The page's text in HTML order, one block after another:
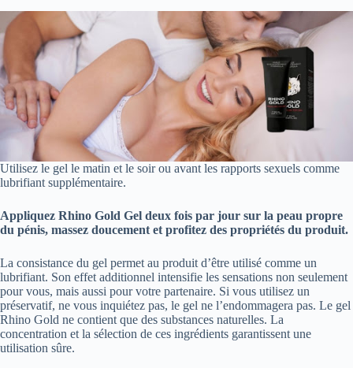
Utilisez le gel le matin et le soir ou avant les rapports sexuels comme
lubrifiant supplémentaire.
Appliquez Rhino Gold Gel deux fois par jour sur la peau propre
du pénis, massez doucement et profitez des propriétés du produit.
La consistance du gel permet au produit d’être utilisé comme un
lubrifiant. Son effet additionnel intensifie les sensations non seulement
pour vous, mais aussi pour votre partenaire. Si vous utilisez un
préservatif, ne vous inquiétez pas, le gel ne l’endommagera pas. Le gel
Rhino Gold ne contient que des substances naturelles. La
concentration et la sélection de ces ingrédients garantissent une
utilisation sûre.